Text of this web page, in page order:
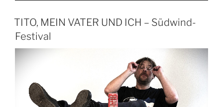
TITO, MEIN VATER UND ICH – Südwind-
Festival